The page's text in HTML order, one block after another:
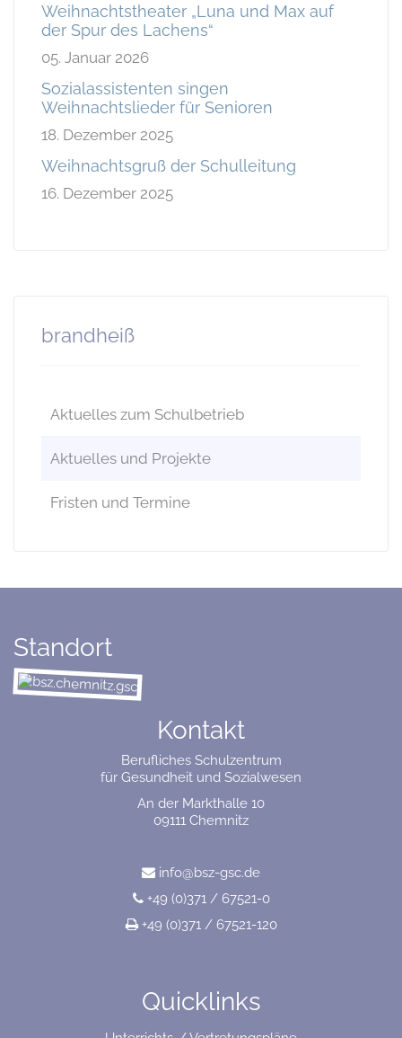
Weihnachtstheater „Luna und Max auf
der Spur des Lachens“
05. Januar 2026
Sozialassistenten singen
Weihnachtslieder für Senioren
18. Dezember 2025
Weihnachtsgruß der Schulleitung
16. Dezember 2025
brandheiß
Aktuelles zum Schulbetrieb
Aktuelles und Projekte
Fristen und Termine
Standort
Kontakt
Berufliches Schulzentrum
für Gesundheit und Sozialwesen
An der Markthalle 10
09111 Chemnitz
info@bsz-gsc.de
+49 (0)371 / 67521-0
+49 (0)371 / 67521-120
Quicklinks